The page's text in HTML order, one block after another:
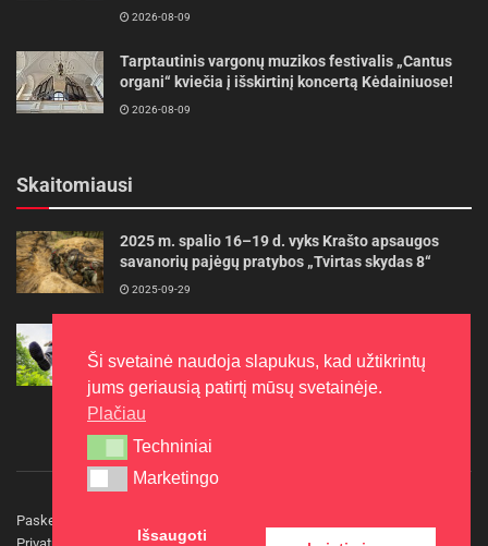
2026-08-09
Tarptautinis vargonų muzikos festivalis „Cantus
organi“ kviečia į išskirtinį koncertą Kėdainiuose!
2026-08-09
Skaitomiausi
2025 m. spalio 16–19 d. vyks Krašto apsaugos
savanorių pajėgų pratybos „Tvirtas skydas 8“
2025-09-29
ilgiau
2022-06-27
Paskelbkite naujieną
Ši svetainė naudoja slapukus, kad užtikrintų
jums geriausią patirtį mūsų svetainėje.
Plačiau
Techniniai
Techniniai
Marketingo
Marketingo
Išsaugoti